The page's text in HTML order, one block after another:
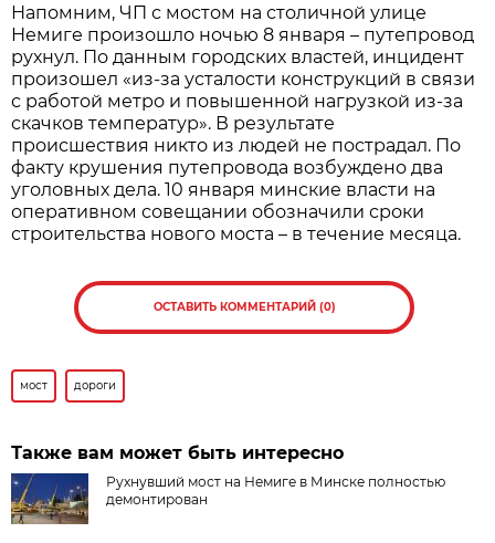
Напомним, ЧП с мостом на столичной улице
Немиге произошло ночью 8 января – путепровод
рухнул. По данным городских властей, инцидент
произошел «из-за усталости конструкций в связи
с работой метро и повышенной нагрузкой из-за
скачков температур». В результате
происшествия никто из людей не пострадал. По
факту крушения путепровода возбуждено два
уголовных дела. 10 января минские власти на
оперативном совещании обозначили сроки
строительства нового моста – в течение месяца.
ОСТАВИТЬ КОММЕНТАРИЙ (0)
мост дороги
Также вам может быть интересно
Рухнувший мост на Немиге в Минске полностью
демонтирован